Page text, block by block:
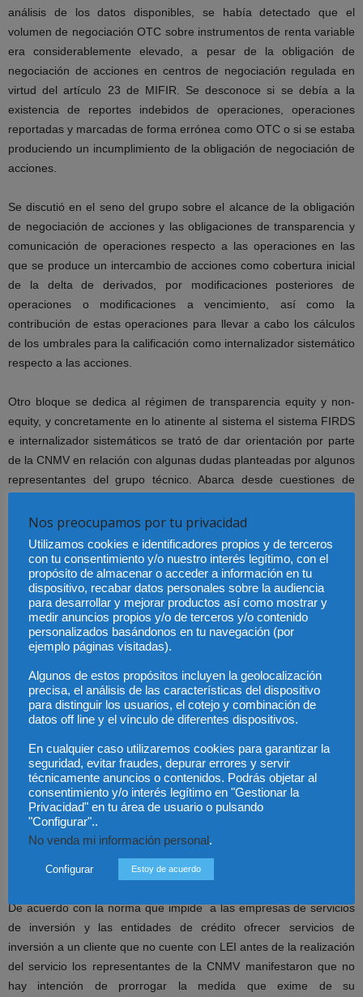
análisis de los datos disponibles, se había detectado que el
volumen de negociación OTC sobre instrumentos de renta variable
era considerablemente elevado, a pesar de la obligación de
negociación de acciones en centros de negociación regulada en
virtud del artículo 23 de MIFIR. Se desconoce si se debía a la
existencia de reportes indebidos de operaciones, operaciones
reportadas y marcadas de forma errónea como OTC o si se estaba
produciendo un incumplimiento de la obligación de negociación de
acciones.
Se discutió en el seno del grupo sobre el alcance de la obligación
de negociación de acciones y las obligaciones de transparencia y
comunicación de operaciones respecto a las operaciones en las
que se produce un intercambio de acciones como cobertura inicial
de la delta de derivados, por modificaciones posteriores de
operaciones o modificaciones a vencimiento, así como la
contribución de estas operaciones para llevar a cabo los cálculos
de los umbrales para la calificación como internalizador sistemático
respecto a las acciones.
Otro bloque se dedica al régimen de transparencia equity y non-
equity, y concretamente en lo atinente al sistema el sistema FIRDS
e internalizador sistemáticos se trató de dar orientación por parte
de la CNMV en relación con algunas dudas planteadas por algunos
representantes del grupo técnico. Abarca desde cuestiones de
negociación.
Continúa el informe refiriendo la intervención de un miembro del
grupo que mostró interés en que se discutiera sobre determinadas
cuestiones prácticas relacionadas con el tratamiento que se debe
dar a la publicación de operaciones sobre aquellos instrumentos
financieros que se encuentran en el período comprendido entre la
finalización del plazo para acudir a la colocación y la entrega del
instrumento a las diferentes entidades, ya que durante este
período los instrumentos podrían no constar en FIRDS. La principal
conclusión que se alcanza por los representantes de la CNMV la
el momento de la ejecución de la transacción no exime del
cumplimiento de las obligaciones de publicación de las
operaciones.
En relación con el régimen de comunicación de operaciones
preocupaba especialmente la urgencia con la que deben
resolverse los problemas técnicos.
De acuerdo con la norma que impide a las empresas de servicios
de inversión y las entidades de crédito ofrecer servicios de
inversión a un cliente que no cuente con LEI antes de la realización
del servicio los representantes de la CNMV manifestaron que no
hay intención de prorrogar la medida que exime de su
Nos preocupamos por tu privacidad
Utilizamos cookies e identificadores propios y de terceros
con tu consentimiento y/o nuestro interés legítimo, con el
propósito de almacenar o acceder a información en tu
dispositivo, recabar datos personales sobre la audiencia
para desarrollar y mejorar productos así como mostrar y
medir anuncios propios y/o de terceros y/o contenido
personalizados basándonos en tu navegación (por
ejemplo páginas visitadas).
Algunos de estos propósitos incluyen la geolocalización
precisa, el análisis de las características del dispositivo
para distinguir los usuarios, el cotejo y combinación de
datos off line y el vínculo de diferentes dispositivos.
En cualquier caso utilizaremos cookies para garantizar la
seguridad, evitar fraudes, depurar errores y servir
técnicamente anuncios o contenidos. Podrás objetar al
consentimiento y/o interés legítimo en "Gestionar la
Privacidad" en tu área de usuario o pulsando
"Configurar"..
No venda mi información personal .
Configurar Estoy de acuerdo